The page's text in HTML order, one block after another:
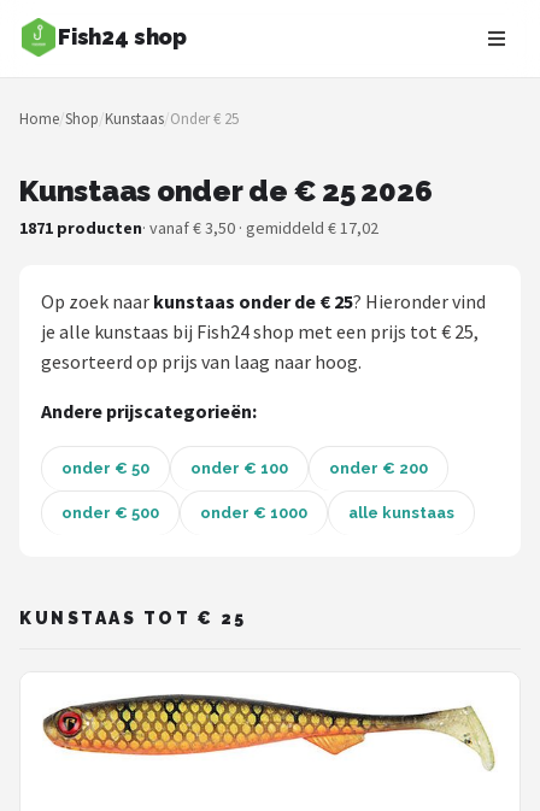
Fish24 shop
Zoeken
NAVIGATIE
Merken
Blog
Hengelsoorten
Hengels
Molens
Dobbers
Westin
Home/Shop/Kunstaas/Onder € 25
Kunstaas onder de € 25 2026
1871 producten· vanaf € 3,50 · gemiddeld € 17,02
Op zoek naar kunstaas onder de € 25? Hieronder vind
je alle kunstaas bij Fish24 shop met een prijs tot € 25,
gesorteerd op prijs van laag naar hoog.
Andere prijscategorieën:
onder € 50 onder € 100 onder € 200
onder € 500 onder € 1000 alle kunstaas
KUNSTAAS TOT € 25